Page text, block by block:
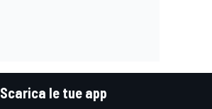
Scarica le tue app